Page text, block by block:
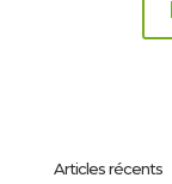
Articles récents